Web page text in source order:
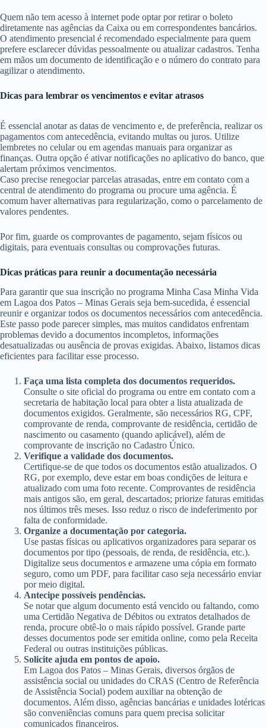
Quem não tem acesso à internet pode optar por retirar o boleto
diretamente nas agências da Caixa ou em correspondentes bancários.
O atendimento presencial é recomendado especialmente para quem
prefere esclarecer dúvidas pessoalmente ou atualizar cadastros. Tenha
em mãos um documento de identificação e o número do contrato para
agilizar o atendimento.
Dicas para lembrar os vencimentos e evitar atrasos
É essencial anotar as datas de vencimento e, de preferência, realizar os
pagamentos com antecedência, evitando multas ou juros. Utilize
lembretes no celular ou em agendas manuais para organizar as
finanças. Outra opção é ativar notificações no aplicativo do banco, que
alertam próximos vencimentos.
Caso precise renegociar parcelas atrasadas, entre em contato com a
central de atendimento do programa ou procure uma agência. É
comum haver alternativas para regularização, como o parcelamento de
valores pendentes.
Por fim, guarde os comprovantes de pagamento, sejam físicos ou
digitais, para eventuais consultas ou comprovações futuras.
Dicas práticas para reunir a documentação necessária
Para garantir que sua inscrição no programa Minha Casa Minha Vida
em Lagoa dos Patos – Minas Gerais seja bem-sucedida, é essencial
reunir e organizar todos os documentos necessários com antecedência.
Este passo pode parecer simples, mas muitos candidatos enfrentam
problemas devido a documentos incompletos, informações
desatualizadas ou ausência de provas exigidas. Abaixo, listamos dicas
eficientes para facilitar esse processo.
Faça uma lista completa dos documentos requeridos.
Consulte o site oficial do programa ou entre em contato com a
secretaria de habitação local para obter a lista atualizada de
documentos exigidos. Geralmente, são necessários RG, CPF,
comprovante de renda, comprovante de residência, certidão de
nascimento ou casamento (quando aplicável), além de
comprovante de inscrição no Cadastro Único.
Verifique a validade dos documentos.
Certifique-se de que todos os documentos estão atualizados. O
RG, por exemplo, deve estar em boas condições de leitura e
atualizado com uma foto recente. Comprovantes de residência
mais antigos são, em geral, descartados; priorize faturas emitidas
nos últimos três meses. Isso reduz o risco de indeferimento por
falta de conformidade.
Organize a documentação por categoria.
Use pastas físicas ou aplicativos organizadores para separar os
documentos por tipo (pessoais, de renda, de residência, etc.).
Digitalize seus documentos e armazene uma cópia em formato
seguro, como um PDF, para facilitar caso seja necessário enviar
por meio digital.
Antecipe possíveis pendências.
Se notar que algum documento está vencido ou faltando, como
uma Certidão Negativa de Débitos ou extratos detalhados de
renda, procure obtê-lo o mais rápido possível. Grande parte
desses documentos pode ser emitida online, como pela Receita
Federal ou outras instituições públicas.
Solicite ajuda em pontos de apoio.
Em Lagoa dos Patos – Minas Gerais, diversos órgãos de
assistência social ou unidades do CRAS (Centro de Referência
de Assistência Social) podem auxiliar na obtenção de
documentos. Além disso, agências bancárias e unidades lotéricas
são conveniências comuns para quem precisa solicitar
comunicados financeiros.